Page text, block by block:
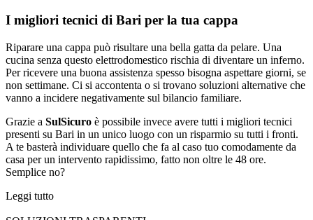
I migliori tecnici di Bari per la tua cappa
Riparare una cappa può risultare una bella gatta da pelare. Una
cucina senza questo elettrodomestico rischia di diventare un inferno.
Per ricevere una buona assistenza spesso bisogna aspettare giorni, se
non settimane. Ci si accontenta o si trovano soluzioni alternative che
vanno a incidere negativamente sul bilancio familiare.
Grazie a SulSicuro è possibile invece avere tutti i migliori tecnici
presenti su Bari in un unico luogo con un risparmio su tutti i fronti.
A te basterà individuare quello che fa al caso tuo comodamente da
casa per un intervento rapidissimo, fatto non oltre le 48 ore.
Semplice no?
Leggi tutto